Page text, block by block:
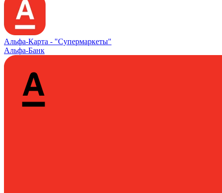
Альфа‑Карта - "Супермаркеты"
Альфа-Банк